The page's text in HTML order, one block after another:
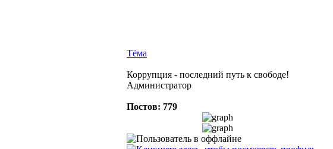
Тёма
Коррупция - последний путь к свободе!
Администратор
Постов: 779